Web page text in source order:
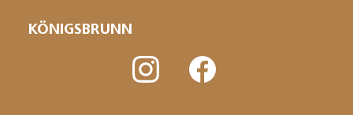
KÖNIGSBRUNN
überspringen